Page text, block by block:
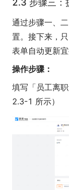
2.3 步骤三：
通过步骤一、
置。接下来，
表单自动更新
操作步骤：
填写「员工离
2.3-1 所示）